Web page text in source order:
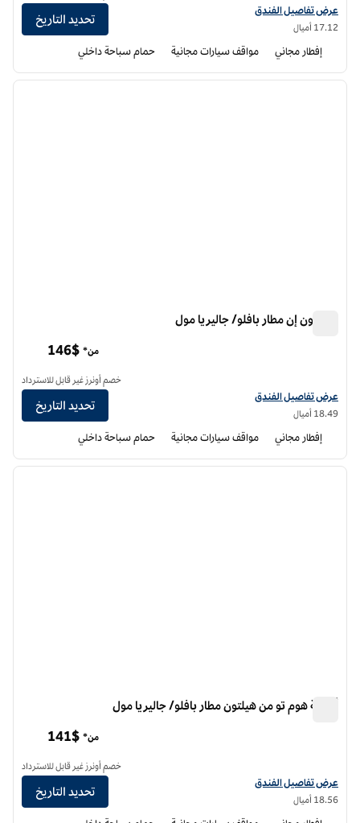
عرض تفاصيل الفندق أجنحة هوم وود من هيلتون مطار بافلو
عرض تفاصيل الفندق
17.12 أميال
تحديد التاريخ
إفطار مجاني مواقف سيارات مجانية حمام سباحة داخلي
1 من 12
الصورة
هامبتون إن مطار بافلو/ جاليريا مول
عرض تفاصيل الفندق لفندق هامبتون إن مطار بافلو/ جاليريا مول
عرض تفاصيل الفندق
18.49 أميال
من* 146$
خصم أونرز غير قابل للاسترداد
تحديد التاريخ
إفطار مجاني مواقف سيارات مجانية حمام سباحة داخلي
1 من 12
الصورة
أجنحة هوم تو من هيلتون مطار بافلو/ جاليريا مول
عرض تفاصيل الفندق أجنحة هوم تو من هيلتون مطار بافلو/جاليريا مول
عرض تفاصيل الفندق
18.56 أميال
من* 141$
خصم أونرز غير قابل للاسترداد
تحديد التاريخ